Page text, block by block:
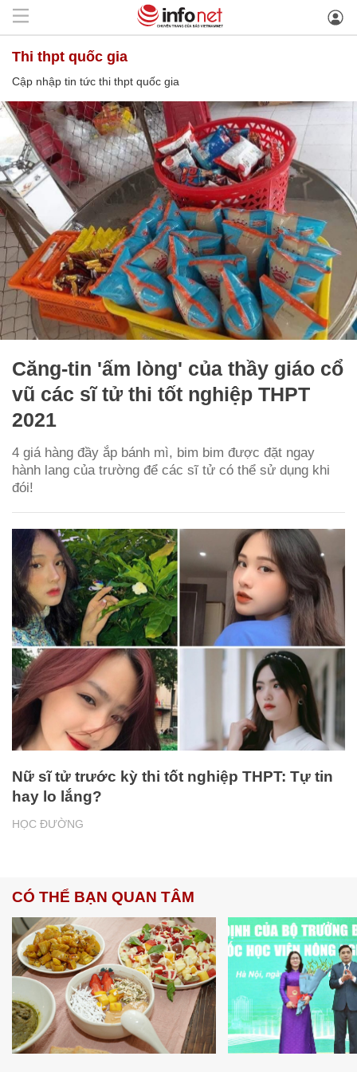
thi thpt quốc gia
Cập nhập tin tức thi thpt quốc gia
Căng-tin 'ấm lòng' của thầy giáo cổ
vũ các sĩ tử thi tốt nghiệp THPT
2021
4 giá hàng đầy ắp bánh mì, bim bim được đặt ngay
hành lang của trường để các sĩ tử có thể sử dụng khi
đói!
HỌC ĐƯỜNG
Nữ sĩ tử trước kỳ thi tốt nghiệp THPT: Tự tin
hay lo lắng?
CÓ THỂ BẠN QUAN TÂM